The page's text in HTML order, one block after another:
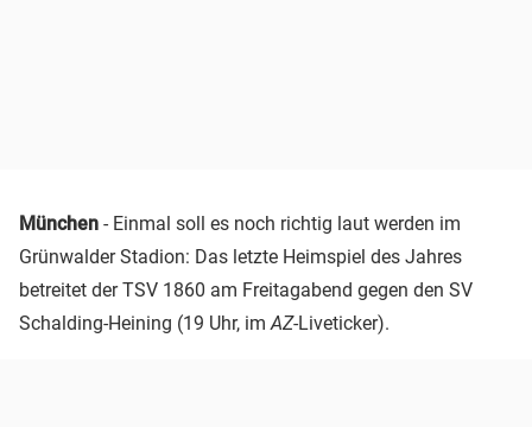
München - Einmal soll es noch richtig laut werden im
Grünwalder Stadion: Das letzte Heimspiel des Jahres
betreitet der TSV 1860 am Freitagabend gegen den SV
Schalding-Heining (19 Uhr, im AZ-Liveticker).